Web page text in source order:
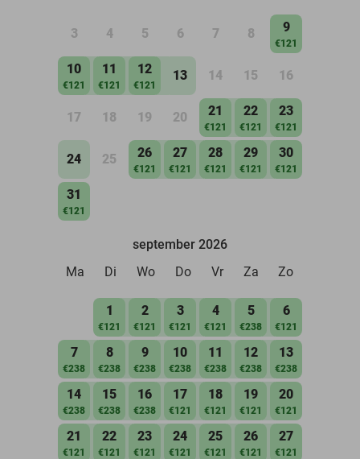
3 4 5 6 7 8 9
€121
10
€121
11
€121
12
€121
13 14 15 16
17 18 19 20 21
€121
22
€121
23
€121
24 25 26
€121
27
€121
28
€121
29
€121
30
€121
31
€121
september 2026
Ma
Di Wo Do Vr Za Zo
1
€121
2
€121
3
€121
4
€121
5
€238
6
€121
7
€238
8
€238
9
€238
10
€238
11
€238
12
€238
13
€238
14
€238
15
€238
16
€238
17
€121
18
€121
19
€121
20
€121
21
€121
22
€121
23
€121
24
€121
25
€121
26
€121
27
€121